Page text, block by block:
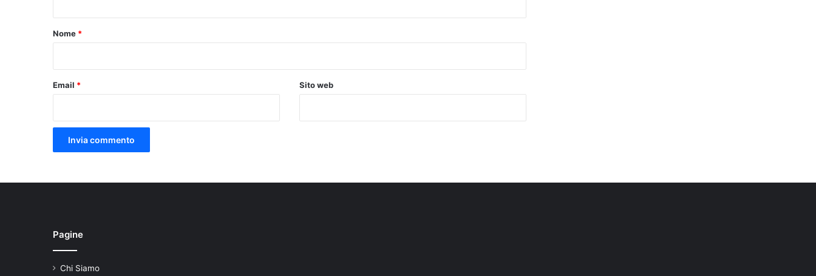
o
Nome *
Email * Sito web
Pagine
Chi Siamo